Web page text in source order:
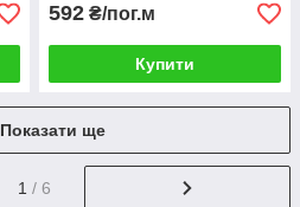
592 ₴/пог.м
Купити
Показати ще
1 / 6